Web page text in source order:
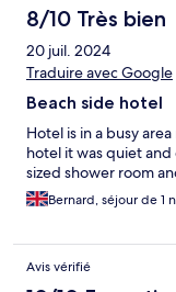
8/10 Très bien
20 juil. 2024
Traduire avec Google
Beach side hotel
Hotel is in a busy
hotel it was quiet
sized shower room
Bernard, séjour de 1
Avis vérifié